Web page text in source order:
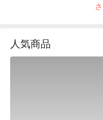
瓦城 台南三越西門推薦：
看⬇︎
人気商品